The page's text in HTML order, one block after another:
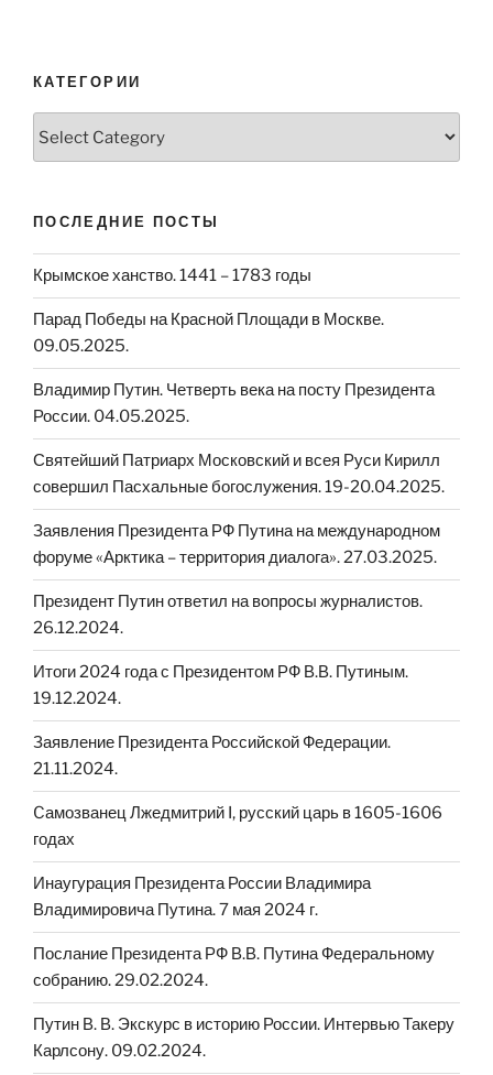
КАТЕГОРИИ
ПОСЛЕДНИЕ ПОСТЫ
Крымское ханство. 1441 – 1783 годы
Парад Победы на Красной Площади в Москве.
09.05.2025.
Владимир Путин. Четверть века на посту Президента
России. 04.05.2025.
Святейший Патриарх Московский и всея Руси Кирилл
совершил Пасхальные богослужения. 19-20.04.2025.
Заявления Президента РФ Путина на международном
форуме «Арктика – территория диалога». 27.03.2025.
Президент Путин ответил на вопросы журналистов.
26.12.2024.
Итоги 2024 года с Президентом РФ В.В. Путиным.
19.12.2024.
Заявление Президента Российской Федерации.
21.11.2024.
Cамозванец Лжедмитрий I, русский царь в 1605-1606
годах
Инаугурация Президента России Владимира
Владимировича Путина. 7 мая 2024 г.
Послание Президента РФ В.В. Путина Федеральному
собранию. 29.02.2024.
Путин В. В. Экскурс в историю России. Интервью Такеру
Карлсону. 09.02.2024.